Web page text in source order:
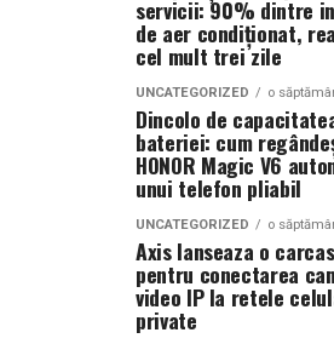
servicii: 90% dintre
de aer condiționat,
cel mult trei zile
UNCATEGORIZED o
Dincolo de
bateriei: cum
HONOR Magic V6
unui telefon pliabil
UNCATEGORIZED o
Axis lanseaza o
pentru conectarea
video IP la retele
private